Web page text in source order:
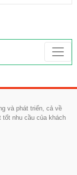
và phát triển, cả về
tốt nhu cầu của khách